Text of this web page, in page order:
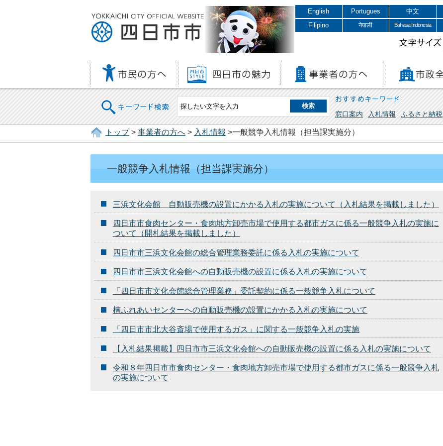
English Portugues 中文
Filipino
नेपाली Bahasa Indonesia
文字サイズ
キーワード検索 おすすめキーワード
窓口案内 入札情報 ふるさと納税
トップ> 事業者の方へ > 入札情報 >一般競争入札情報（担当課実施分）
一般競争入札情報（担当課実施分）
三浜文化会館 自動販売機の設置にかかる入札の実施について（入札結果を掲載しました）
四日市市食肉センター・食肉地方卸売市場で使用する都市ガスに係る一般競争入札の実施に
ついて（開札結果を掲載しました）
四日市市三浜文化会館の総合管理業務委託に係る入札の実施について
四日市市三浜文化会館への自動販売機の設置に係る入札の実施について
「四日市市文化会館総合管理業務」委託契約に係る一般競争入札について
楠ふれあいセンターへの自動販売機の設置にかかる入札の実施について
「四日市市北大谷斎場で使用するガス」に関する一般競争入札の実施
【入札結果掲載】四日市市三浜文化会館への自動販売機の設置に係る入札の実施について
令和８年四日市市食肉センター・食肉地方卸売市場で使用する都市ガスに係る一般競争入札
の実施について